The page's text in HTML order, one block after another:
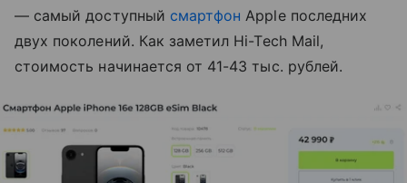
— самый доступный смартфон Apple последних
двух поколений. Как заметил Hi-Tech Mail,
стоимость начинается от 41-43 тыс. рублей.